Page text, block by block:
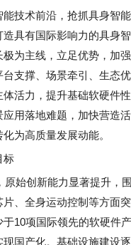
术前沿，抢抓具身智能
造具有国际影响力的具身
为主线，立足优势，加
支撑、场景牵引、生态
活力，提升基础软硬件
用落地难题，加快营造
为高质量发展动能。
始创新能力显著提升，
、全身运动控制等方面
10项国际领先的软硬件
国产化。基础设施建设